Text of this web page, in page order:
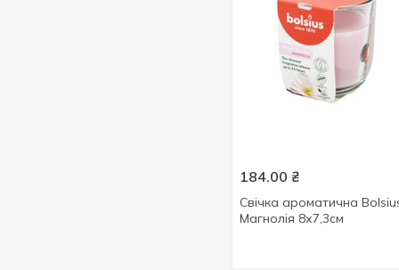
184.00 ₴
Свічка ароматична
Магнолія 8х7,3см